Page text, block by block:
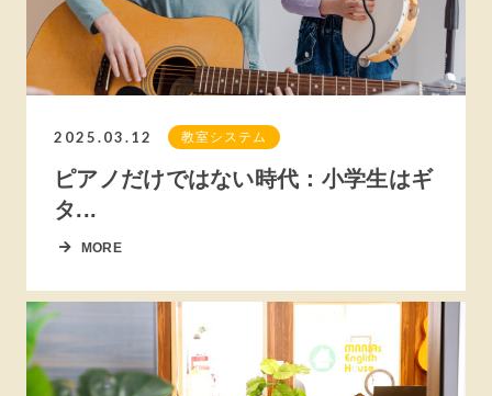
2025.03.12 教室システム
ピアノだけではない時代：小学生はギ
タ...
MORE